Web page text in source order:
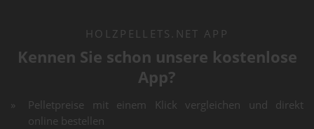
HOLZPELLETS.NET APP
Kennen Sie schon unsere kostenlose
App?
Pelletpreise mit einem Klick vergleichen und direkt
online bestellen